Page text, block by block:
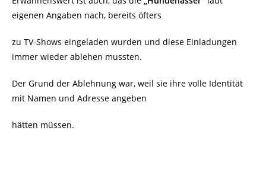
eigenen Angaben nach, bereits öfters
zu TV-Shows eingeladen wurden und diese Einladungen
immer wieder ablehen mussten.
Der Grund der Ablehnung war, weil sie ihre volle Identität
mit Namen und Adresse angeben
hätten müssen.